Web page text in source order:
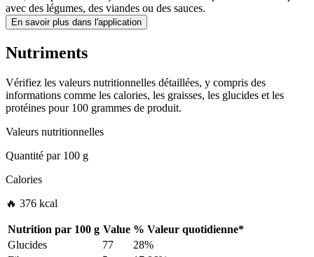
avec des légumes, des viandes ou des sauces.
En savoir plus dans l'application
Nutriments
Vérifiez les valeurs nutritionnelles détaillées, y compris des
informations comme les calories, les graisses, les glucides et les
protéines pour 100 grammes de produit.
Valeurs nutritionnelles
Quantité par100 g
Calories
🔥 376 kcal
Nutrition par 100 g Value % Valeur quotidienne*
Glucides
77
28%